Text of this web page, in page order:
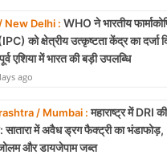
New Delhi : WHO ने भारतीय
को क्षेत्रीय उत्कृष्टता केंद्र का दर्जा
एशिया में भारत की बड़ी उपलब्धि
ago
/ Mumbai :महाराष्ट्र में DRI
सातारा में अवैध ड्रग फैक्ट्री का भंडाफोड़,
और डायजेपाम जब्त